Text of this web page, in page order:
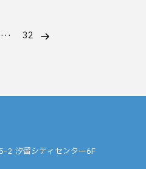
… 32
2 汐留シティセンター6F